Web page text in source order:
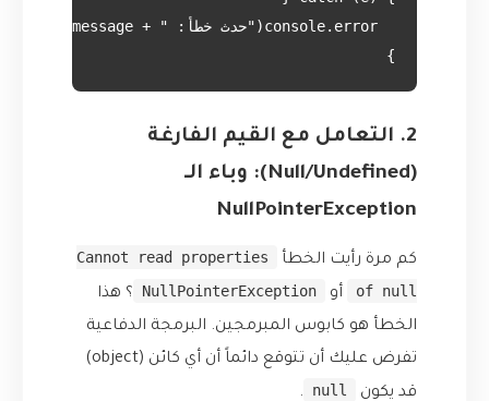
}
2. التعامل مع القيم الفارغة
(Null/Undefined): وباء الـ
NullPointerException
كم مرة رأيت الخطأ
Cannot read properties
of null
أو NullPointerException
؟ هذا
الخطأ هو كابوس المبرمجين. البرمجة الدفاعية
تفرض عليك أن تتوقع دائماً أن أي كائن (object)
قد يكون
null
.